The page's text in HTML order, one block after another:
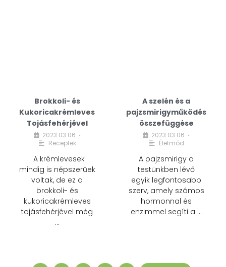
Brokkoli- és
Kukoricakrémleves
Tojásfehérjével
2023.03.06. •
Receptek
A krémlevesek
mindig is népszerűek
voltak, de ez a
brokkoli- és
kukoricakrémleves
tojásfehérjével még
…
A szelén és a
pajzsmirigyműködés
összefüggése
2023.03.06. •
Életmód
A pajzsmirigy a
testünkben lévő
egyik legfontosabb
szerv, amely számos
hormonnal és
enzimmel segíti a …